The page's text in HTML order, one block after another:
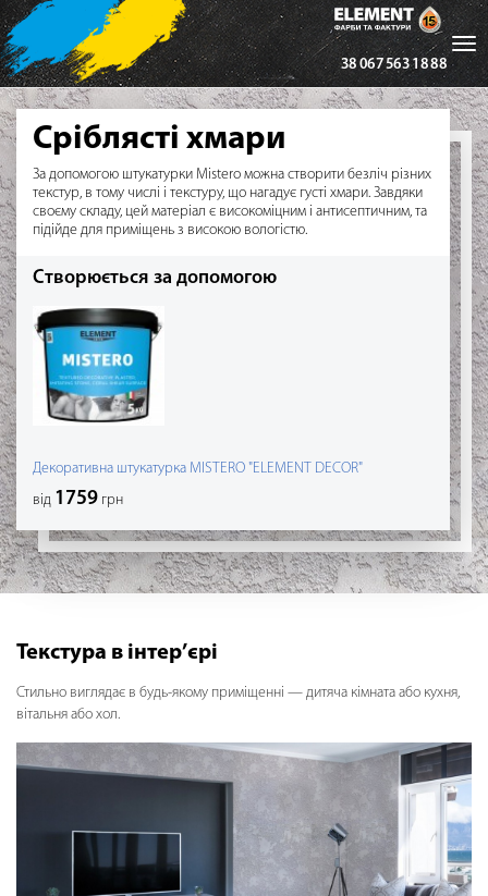
38 067 563 18 88
Сріблясті хмари
За допомогою штукатурки Mistero можна створити безліч різних
текстур, в тому числі і текстуру, що нагадує густі хмари. Завдяки
своєму складу, цей матеріал є високоміцним і антисептичним, та
підійде для приміщень з високою вологістю.
Створюється за допомогою
Декоративна штукатурка MISTERO "ELEMENT DECOR"
від 1759 грн
Текстура в інтер’єрі
Стильно виглядає в будь-якому приміщенні — дитяча кімната або кухня,
вітальня або хол.